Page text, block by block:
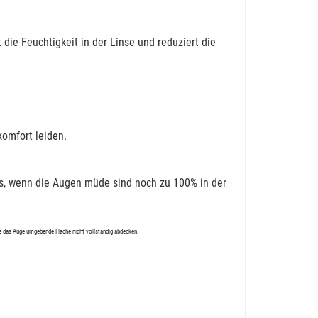
Feuchtigkeit in der Linse und reduziert die
leiden.
wenn die Augen müde sind noch zu 100% in der
Auge umgebende Fläche nicht vollständig abdecken.